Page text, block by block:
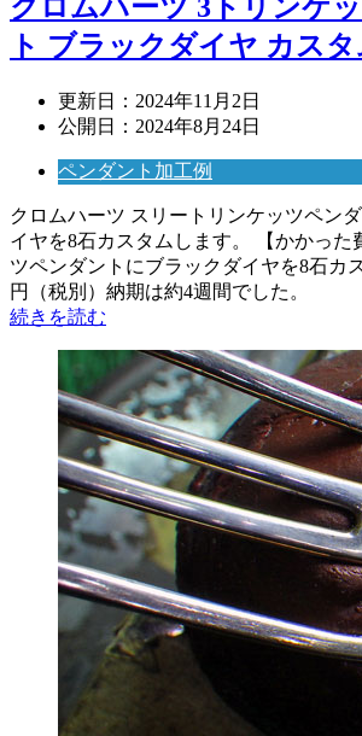
クロムハーツ 3トリンケ
ト ブラックダイヤ カスタ
更新日： 2024年11月2日
公開日： 2024年8月24日
ペンダント加工例
クロムハーツ スリートリンケッツペン
イヤを8石カスタムします。 【かかった
ツペンダントにブラックダイヤを8石カ
円（税別）納期は約4週間でした。
続きを読む